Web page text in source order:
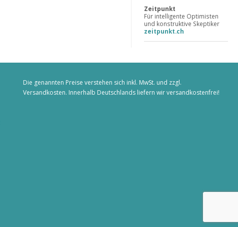
Zeitpunkt
Für intelligente Optimisten
und konstruktive Skeptiker
zeitpunkt.ch
Die genannten Preise verstehen sich inkl. MwSt. und zzgl.
Versandkosten. Innerhalb Deutschlands liefern wir versandkostenfrei!